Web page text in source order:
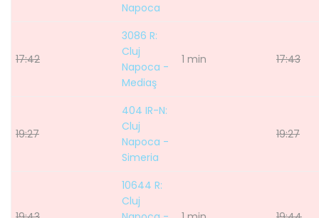
Napoca
17:42
3086 R:
Cluj
Napoca -
Mediaş
1 min 17:43
19:27
404 IR-N:
Cluj
Napoca -
Simeria
19:27
10644 R:
Cluj